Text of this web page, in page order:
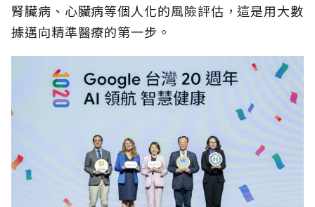
腎臟病、心臟病等個人化的風險評估，這是用大數
據邁向精準醫療的第一步。